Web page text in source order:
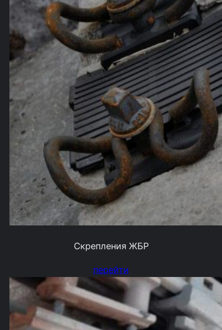
Скрепления ЖБР
перейти